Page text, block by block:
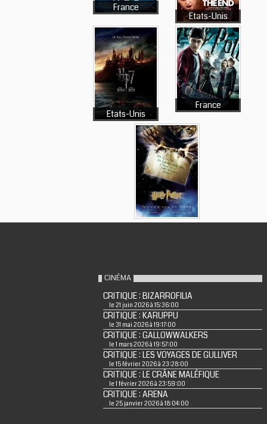
France
Etats-Unis
Etats-Unis
France
CINÉMA
CRITIQUE : BIZARROFILIA
le 21 juin 2026 à 15:36:00
CRITIQUE : KARUPPU
le 31 mai 2026 à 19:17:00
CRITIQUE : GALLOWWALKERS
le 1 mars 2026 à 19:57:00
CRITIQUE : LES VOYAGES DE GULLIVER
le 15 février 2026 à 23:28:00
CRITIQUE : LE CRÂNE MALÉFIQUE
le 1 février 2026 à 23:59:00
CRITIQUE : ARENA
le 25 janvier 2026 à 18:04:00